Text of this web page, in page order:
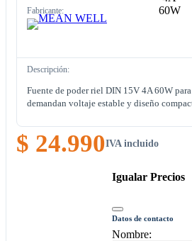
Fabricante:
Descripción:
Fuente de poder riel DIN 15V 4A 60W
demandan voltaje estable y diseño
$ 24.990IVA incluido
Igualar Precios
Datos de contacto
Nombre: